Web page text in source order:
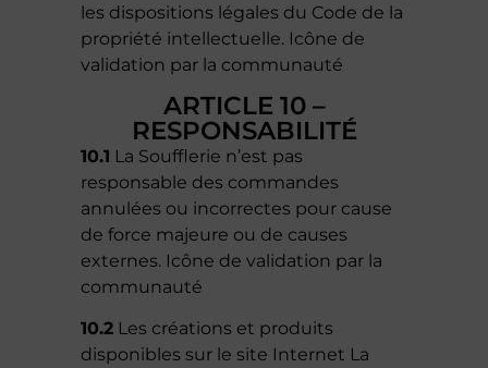
les dispositions légales du Code de la
propriété intellectuelle. Icône de
validation par la communauté
ARTICLE 10 –
RESPONSABILITÉ
10.1 La Soufflerie n’est pas
responsable des commandes
annulées ou incorrectes pour cause
de force majeure ou de causes
externes. Icône de validation par la
communauté
10.2 Les créations et produits
disponibles sur le site Internet La